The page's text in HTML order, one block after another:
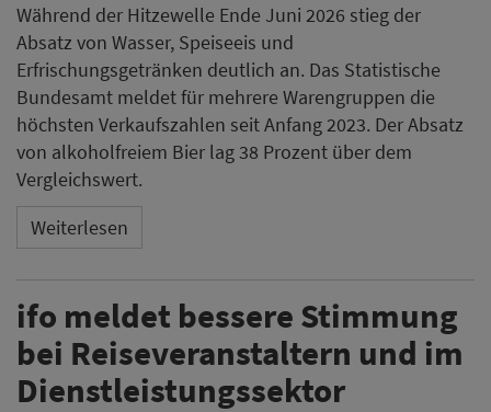
Während der Hitzewelle Ende Juni 2026 stieg der
Absatz von Wasser, Speiseeis und
Erfrischungsgetränken deutlich an. Das Statistische
Bundesamt meldet für mehrere Warengruppen die
höchsten Verkaufszahlen seit Anfang 2023. Der Absatz
von alkoholfreiem Bier lag 38 Prozent über dem
Vergleichswert.
Weiterlesen
ifo meldet bessere Stimmung
bei Reiseveranstaltern und im
Dienstleistungssektor